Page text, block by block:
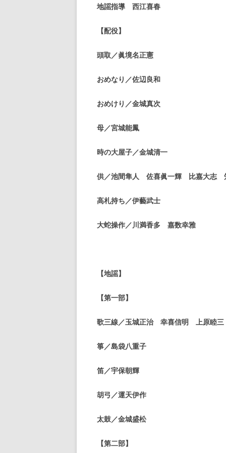
地謡指導 西江喜春
【配役】
頭取／眞境名正憲
おめなり／佐辺良和
おめけり／金城真次
母／宮城能鳳
時の大屋子／金城清一
供／池間隼人 佐喜眞一輝 比嘉大志
高札持ち／伊藝武士
大蛇操作／川満香多 嘉数幸雅
【地謡】
【第一部】
歌三線／玉城正治 幸喜信明 上原睦
箏／島袋八重子
笛／宇保朝輝
胡弓／運天伊作
太鼓／金城盛松
【第二部】